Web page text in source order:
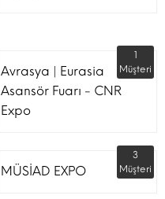
Avrasya | Eurasia
Asansör Fuarı - CNR
Expo
1
Müşteri
MÜSİAD EXPO
3
Müşteri